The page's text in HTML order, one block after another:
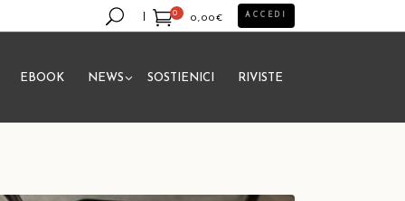
0
0,00€
prodotto nel carrello.
ACCEDI
EBOOK NEWS SOSTIENICI RIVISTE